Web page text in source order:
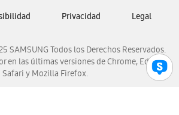
Samsung Venezuela
SAMSUNG Todos los Derechos Reservados.
en las últimas versiones de Chrome, Edge,
Safari y Mozilla Firefox.
Privacidad Legal